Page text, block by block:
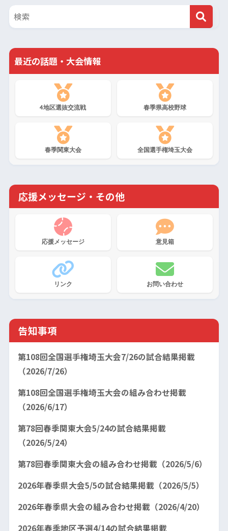
最近の話題・大会情報
4地区選抜交流戦 春季県高校野球
春季関東大会 全国選手権埼玉大会
応援メッセージ・その他
応援メッセージ 意見箱
リンク お問い合わせ
告知事項
第108回全国選手権埼玉大会7/26の試合結果掲載
（2026/7/26）
第108回全国選手権埼玉大会の組み合わせ掲載
（2026/6/17）
第78回春季関東大会5/24の試合結果掲載
（2026/5/24）
第78回春季関東大会の組み合わせ掲載（2026/5/6）
2026年春季県大会5/5の試合結果掲載（2026/5/5）
2026年春季県大会の組み合わせ掲載（2026/4/20）
2026年春季地区予選4/14の試合結果掲載